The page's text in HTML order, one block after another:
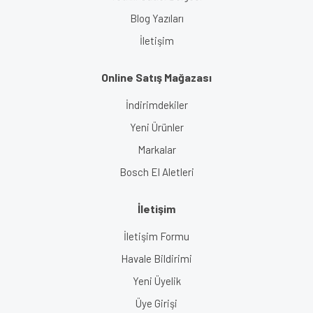
Blog Yazıları
İletişim
Online Satış Mağazası
İndirimdekiler
Yeni Ürünler
Markalar
Bosch El Aletleri
İletişim
İletişim Formu
Havale Bildirimi
Yeni Üyelik
Üye Girişi